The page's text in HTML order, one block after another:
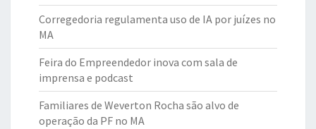
Corregedoria regulamenta uso de IA por juízes no
MA
Feira do Empreendedor inova com sala de
imprensa e podcast
Familiares de Weverton Rocha são alvo de
operação da PF no MA